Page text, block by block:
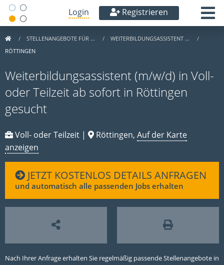
Login Registrieren
STELLENANGEBOTE FÜR …
WEITERBILDUNGSASSISTENT …
RÖTTINGEN
Weiterbildungsassistent (m/w/d) in Voll-
oder Teilzeit ab sofort in Röttingen
gesucht
Voll- oder Teilzeit | Röttingen, Auf der Karte
anzeigen
JETZT KOSTENLOS DETAILS ANFRAGEN
und automatisch alle passenden Jobs erhalten
Nach Ihrer Anfrage erhalten Sie regelmäßig passende Stellenangebote in